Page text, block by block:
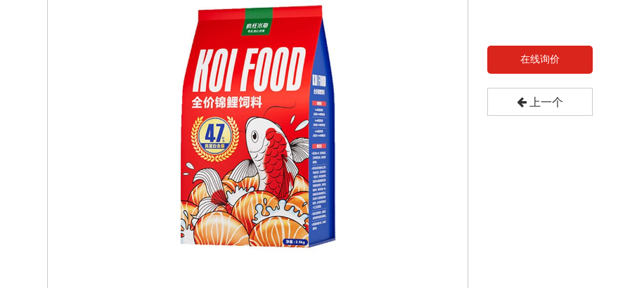
在线询价
上一个